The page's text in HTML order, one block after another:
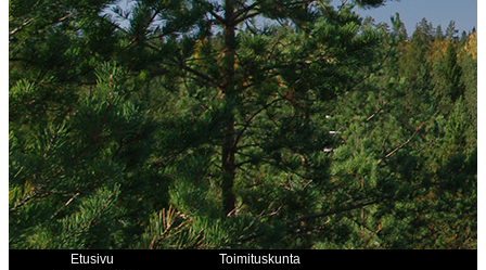
Etusivu
Toimituskunta